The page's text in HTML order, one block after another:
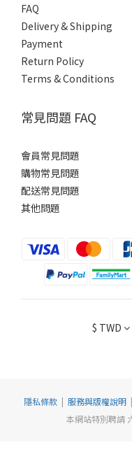
FAQ
Delivery & Shipping
Payment
Return Policy
Terms & Conditions
常見問題 FAQ
會員常見問題
購物常見問題
配送常見問題
其他問題
$ TWD
隱私條款| 服務與版權說明|
本網站特別聘請